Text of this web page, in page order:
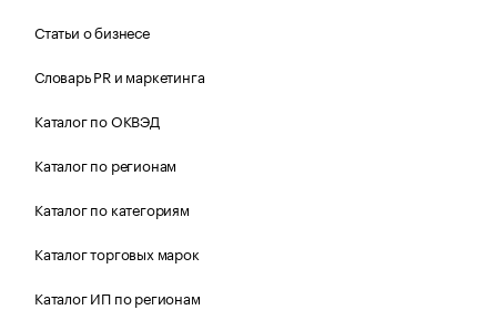
Статьи о бизнесе
Словарь PR и маркетинга
Каталог по ОКВЭД
Каталог по регионам
Каталог по категориям
Каталог торговых марок
Каталог ИП по регионам